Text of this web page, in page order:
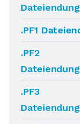
Dateiendung
.PF1
.PF2
Dateiendung
.PF3
Dateiendung